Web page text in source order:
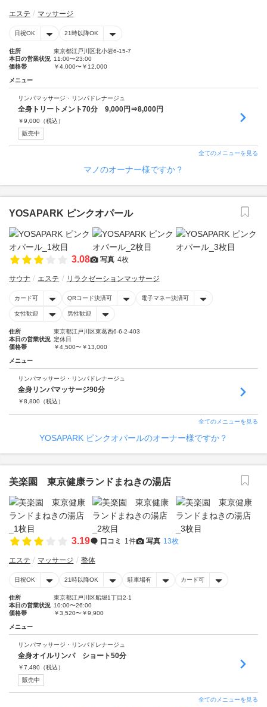
エステ マッサージ
日祝OK 21時以降OK
住所
東京都江戸川区北小岩6-15-7
本日の営業状況 11:00〜23:00
価格帯
￥4,000〜￥12,000
メニュー
リンパマッサージ・リンパドレナージュ
全身トリートメント70分 9,000円⇒8,000円
￥9,000 （税込）
販売中
全てのメニューを見る
マノのオーナー様ですか？
YOSAPARK ピンクオパール
3.08 写真 4枚
サウナ エステ リラクゼーションマッサージ
カード可 QRコード決済可 電子マネー決済可
女性歓迎 男性歓迎
住所
東京都江戸川区東葛西6-6-2-403
本日の営業状況 定休日
価格帯
￥4,500〜￥13,000
メニュー
リンパマッサージ・リンパドレナージュ
全身リンパマッサージ90分
￥8,800 （税込）
全てのメニューを見る
YOSAPARK ピンクオパールのオーナー様ですか？
美楽園 東京健康ランドまねきの湯店
3.19 口コミ 1件 写真 13枚
エステ マッサージ 整体
日祝OK 21時以降OK 駐車場有 カード可
住所
東京都江戸川区船堀1丁目2-1
本日の営業状況 10:00〜26:00
価格帯
￥3,520〜￥9,900
メニュー
リンパマッサージ・リンパドレナージュ
全身オイルリンパ ショート50分
￥7,480 （税込）
販売中
全てのメニューを見る